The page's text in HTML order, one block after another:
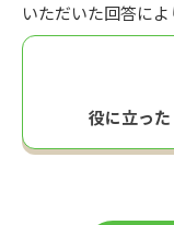
いただいた回答によ
役に立った